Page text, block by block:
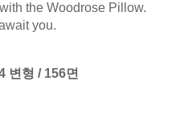
the Woodrose Pillow.
you.
변형 / 156면